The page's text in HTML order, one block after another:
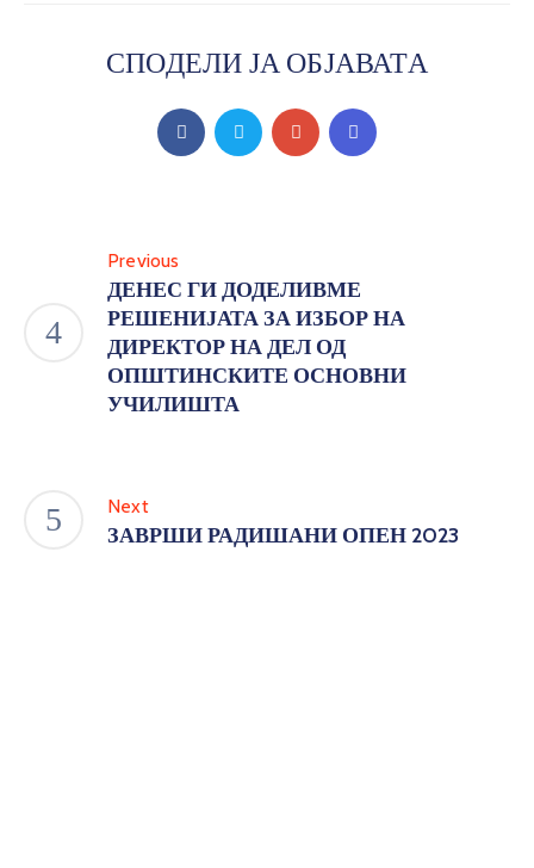
СПОДЕЛИ ЈА ОБЈАВАТА
Previous
ДЕНЕС ГИ ДОДЕЛИВМЕ
РЕШЕНИЈАТА ЗА ИЗБОР НА
ДИРЕКТОР НА ДЕЛ ОД
ОПШТИНСКИТЕ ОСНОВНИ
УЧИЛИШТА
Next
ЗАВРШИ РАДИШАНИ ОПЕН 2023